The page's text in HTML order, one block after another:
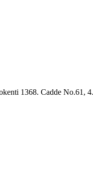
1368. Cadde